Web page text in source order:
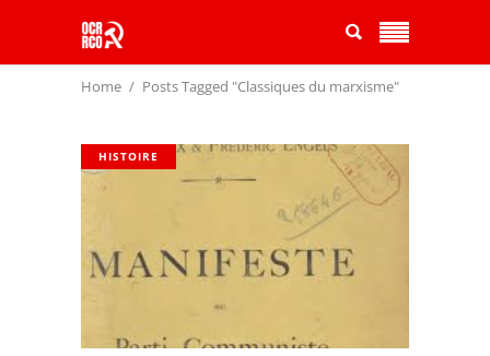
Home Posts Tagged "Classiques du marxisme"
HISTOIRE